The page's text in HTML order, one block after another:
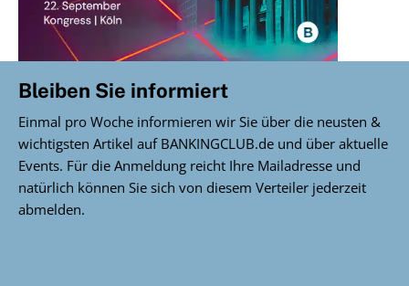
Bleiben Sie informiert
Einmal pro Woche informieren wir Sie über die neusten &
wichtigsten Artikel auf BANKINGCLUB.de und über aktuelle
Events. Für die Anmeldung reicht Ihre Mailadresse und
natürlich können Sie sich von diesem Verteiler jederzeit
abmelden.